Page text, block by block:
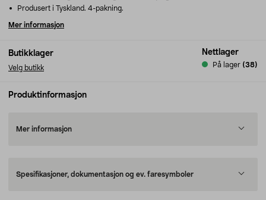
Butikklager
Velg butikk
Nettlager
På lager (38)
Produsert i Tyskland. 4-pakning.
Mer informasjon
Produktinformasjon
Mer informasjon
Spesifikasjoner, dokumentasjon og ev. faresymboler